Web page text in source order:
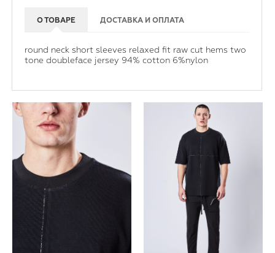
О ТОВАРЕ ДОСТАВКА И ОПЛАТА
round neck short sleeves relaxed fit raw cut hems two
tone doubleface jersey 94% cotton 6%nylon